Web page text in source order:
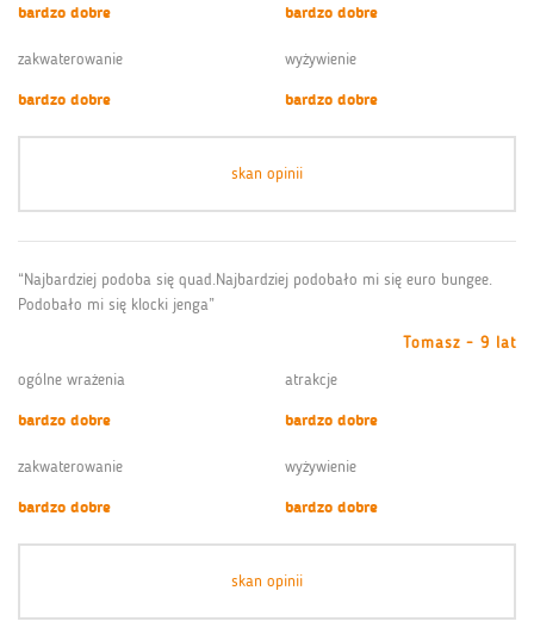
bardzo dobre
bardzo dobre
zakwaterowanie
bardzo dobre
wyżywienie
bardzo dobre
skan opinii
“Najbardziej podoba się quad.Najbardziej podobało mi się euro bungee.
Podobało mi się klocki jenga”
Tomasz - 9 lat
ogólne wrażenia
bardzo dobre
atrakcje
bardzo dobre
zakwaterowanie
bardzo dobre
wyżywienie
bardzo dobre
skan opinii